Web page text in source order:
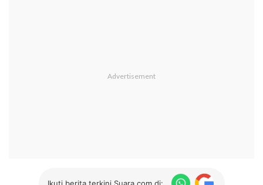
Ikuti berita terkini Suara.com di: